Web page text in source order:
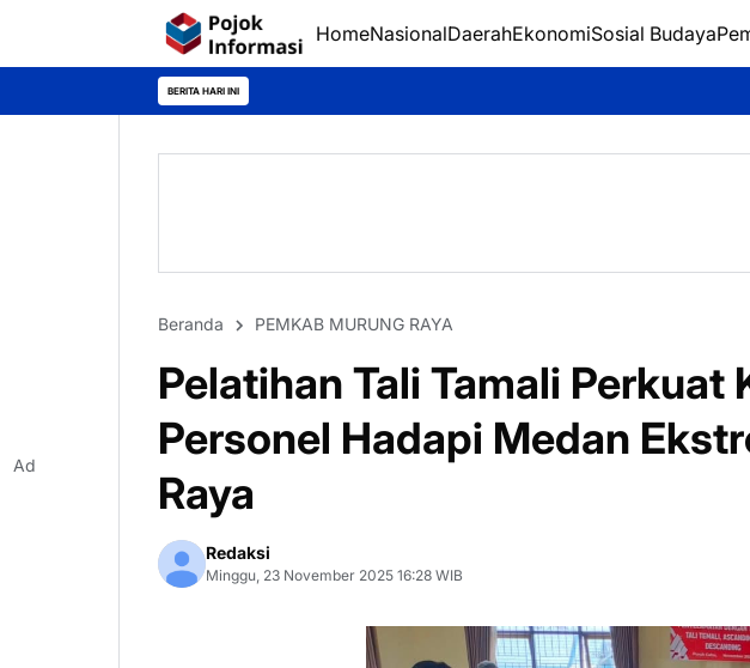
HomeNasionalDaerahEkonomiSosial Budaya
BERITA HARI INI Dina Maulidah
Beranda PEMKAB MURUNG RAYA
Pelatihan Tali Tamali Perkuat
Personel Hadapi Medan
Raya
Redaksi
Minggu, 23 November 2025 16:28 WIB
Ad